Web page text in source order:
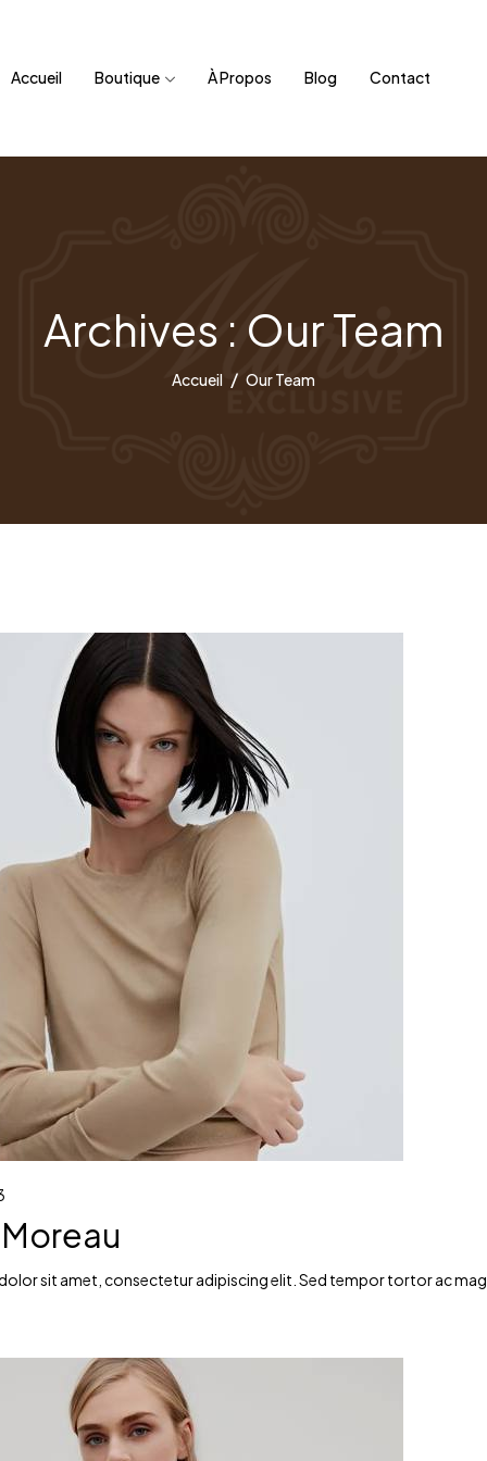
Accueil Boutique À Propos Blog Contact
Archives : Our Team
Accueil Our Team
sit amet, consectetur adipiscing elit. Sed tempor tortor ac